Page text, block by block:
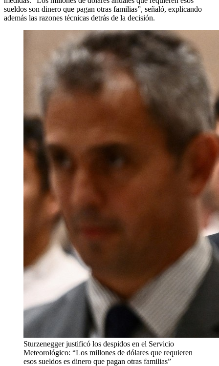
sueldos son dinero que pagan otras familias”, señaló, explicando
además las razones técnicas detrás de la decisión.
Sturzenegger justificó los despidos en el Servicio
Meteorológico: “Los millones de dólares que requieren
esos sueldos es dinero que pagan otras familias”